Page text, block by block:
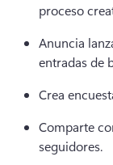
proceso
Anuncia
entradas de
Crea
Comparte
seguidores.